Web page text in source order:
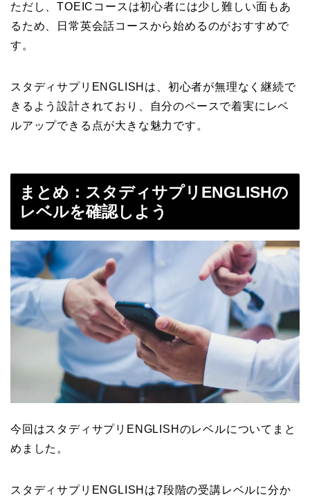
ただし、TOEICコースは初心者には少し難しい面もあ
るため、日常英会話コースから始めるのがおすすめで
す 。
スタディサプリENGLISHは、初心者が無理なく継続で
きるよう設計されており、自分のペースで着実にレベ
ルアップできる点が大きな魅力です 。
まとめ： スタディサプリENGLISHの
レベルを確認しよう
今回はスタディサプリENGLISHのレベルについてまと
めました。
スタディサプリENGLISHは7段階の受講レベルに分か